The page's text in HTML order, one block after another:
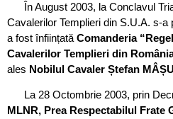
În August 2003, la Conclavul
Cavalerilor Templieri din S.U.A. s-
a fost înființată Comanderia
Cavalerilor Templieri din
ales Nobilul Cavaler Ștefan
La 28 Octombrie 2003, prin
MLNR, Prea Respectabilul Frate